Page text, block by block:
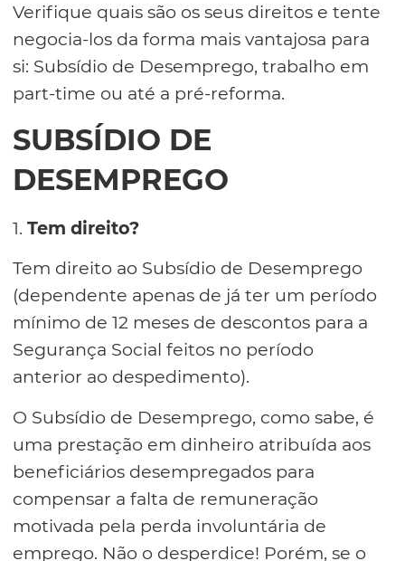
Verifique quais são os seus direitos e tente
negocia-los da forma mais vantajosa para
si: Subsídio de Desemprego, trabalho em
part-time ou até a pré-reforma.
SUBSÍDIO DE
DESEMPREGO
1. Tem direito?
Tem direito ao Subsídio de Desemprego
(dependente apenas de já ter um período
mínimo de 12 meses de descontos para a
Segurança Social feitos no período
anterior ao despedimento).
O Subsídio de Desemprego, como sabe, é
uma prestação em dinheiro atribuída aos
beneficiários desempregados para
compensar a falta de remuneração
motivada pela perda involuntária de
emprego. Não o desperdice! Porém, se o